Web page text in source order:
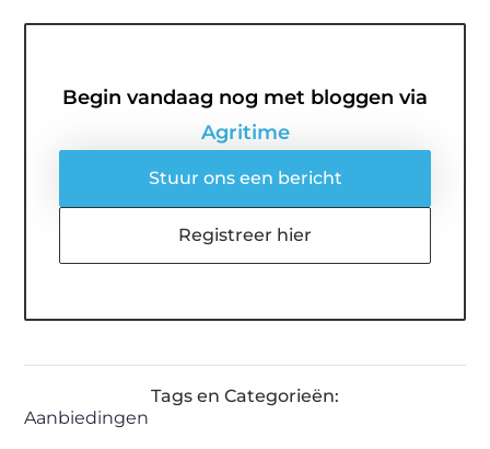
Begin vandaag nog met bloggen via
Agritime
Stuur ons een bericht
Registreer hier
Tags en Categorieën:
Aanbiedingen